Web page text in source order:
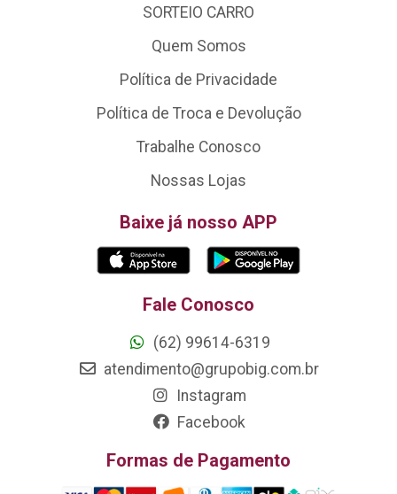
SORTEIO CARRO
Quem Somos
Política de Privacidade
Política de Troca e Devolução
Trabalhe Conosco
Nossas Lojas
Baixe já nosso APP
Fale Conosco
(62) 99614-6319
atendimento@grupobig.com.br
Instagram
Facebook
Formas de Pagamento